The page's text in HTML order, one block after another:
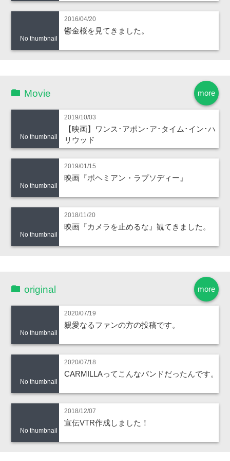
No thumbnail
2016/04/20
鬱金桜を見てきました。
more
Movie
No thumbnail
2019/10/03
【映画】ワンス･アポン･ア･タイム･イン･ハ
リウッド
No thumbnail
2019/01/15
映画『ボヘミアン・ラプソディー』
No thumbnail
2018/11/20
映画『カメラを止めるな』観てきました。
more
original
No thumbnail
2020/07/19
親愛なるファンの方の投稿です。
No thumbnail
2020/07/18
CARMILLAってこんなバンドだったんです。
No thumbnail
2018/12/07
宣伝VTR作成しました！